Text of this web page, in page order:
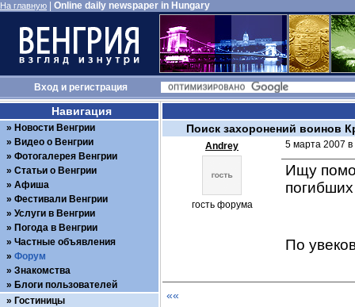
На главную Online daily newspaper in Hungary
Входи регистрация
Поиск захоронений воинов
Andrey
гость форума
5 марта 2007 в
Ищу
По
««
Навигация
Новости Венгрии
Видео о Венгрии
Фотогалерея Венгрии
Статьи о Венгрии
Афиша
Фестивали Венгрии
Услуги в Венгрии
Погода в Венгрии
Частные объявления
Форум
Знакомства
Блоги пользователей
Гостиницы